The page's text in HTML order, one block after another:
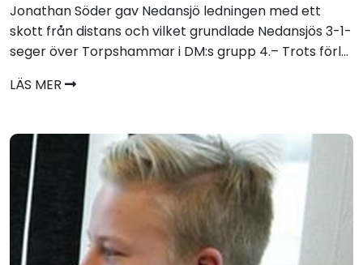
Jonathan Söder gav Nedansjö ledningen med ett
skott från distans och vilket grundlade Nedansjös 3-1-
seger över Torpshammar i DM:s grupp 4.– Trots förl...
LÄS MER